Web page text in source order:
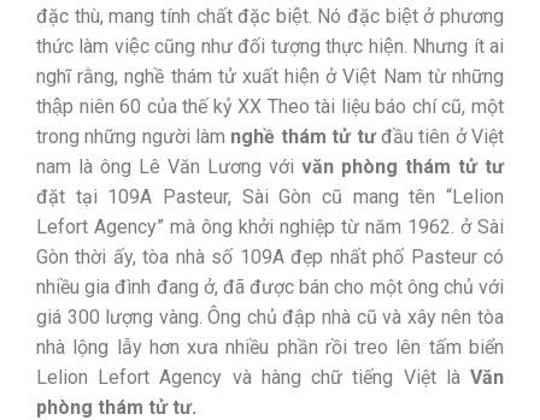
đặc thù, mang tính chất đặc biệt. Nó đặc biệt ở phương
thức làm việc cũng như đối tượng thực hiện. Nhưng ít ai
nghĩ rằng, nghề thám tử xuất hiện ở Việt Nam từ những
thập niên 60 của thế kỷ XX Theo tài liệu báo chí cũ, một
trong những người làm nghề thám tử tưđầu tiên ở Việt
nam là ông Lê Văn Lương với văn phòng thám tử tư
đặt tại 109A Pasteur, Sài Gòn cũ mang tên “Lelion
Lefort Agency” mà ông khởi nghiệp từ năm 1962. ở Sài
Gòn thời ấy, tòa nhà số 109A đẹp nhất phố Pasteur có
nhiều gia đình đang ở, đã được bán cho một ông chủ với
giá 300 lượng vàng. Ông chủ đập nhà cũ và xây nên tòa
nhà lộng lẫy hơn xưa nhiều phần rồi treo lên tấm biển
Lelion Lefort Agency và hàng chữ tiếng Việt là Văn
phòng thám tử tư.